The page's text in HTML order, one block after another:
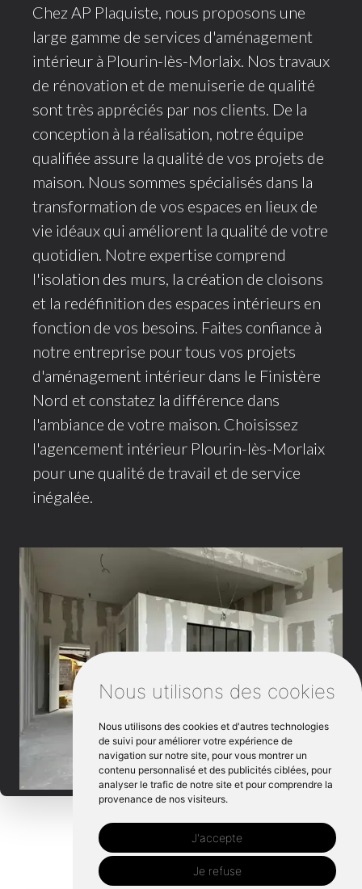
Nous utilisons des cookies
Nous utilisons des cookies et d'autres technologies
de suivi pour améliorer votre expérience de
navigation sur notre site, pour vous montrer un
contenu personnalisé et des publicités ciblées, pour
analyser le trafic de notre site et pour comprendre la
provenance de nos visiteurs.
J'accepte
Je refuse
Chez AP Plaquiste, nous proposons une
large gamme de services d'aménagement
intérieur à Plourin-lès-Morlaix. Nos travaux
de rénovation et de menuiserie de qualité
sont très appréciés par nos clients. De la
conception à la réalisation, notre équipe
qualifiée assure la qualité de vos projets de
maison. Nous sommes spécialisés dans la
transformation de vos espaces en lieux de
vie idéaux qui améliorent la qualité de votre
quotidien. Notre expertise comprend
l'isolation des murs, la création de cloisons
et la redéfinition des espaces intérieurs en
fonction de vos besoins. Faites confiance à
notre entreprise pour tous vos projets
d'aménagement intérieur dans le Finistère
Nord et constatez la différence dans
l'ambiance de votre maison. Choisissez
l'agencement intérieur Plourin-lès-Morlaix
pour une qualité de travail et de service
inégalée.